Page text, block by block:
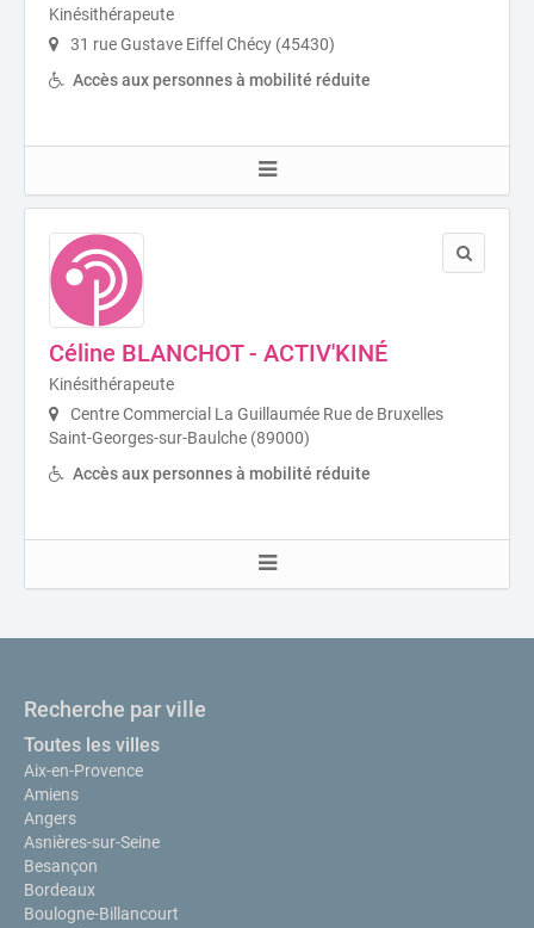
Kinésithérapeute
31 rue Gustave Eiffel Chécy (45430)
Accès aux personnes à mobilité réduite
Céline BLANCHOT - ACTIV'KINÉ
Kinésithérapeute
Centre Commercial La Guillaumée Rue de Bruxelles
Saint-Georges-sur-Baulche (89000)
Accès aux personnes à mobilité réduite
Recherche par ville
Toutes les villes
Aix-en-Provence
Amiens
Angers
Asnières-sur-Seine
Besançon
Bordeaux
Boulogne-Billancourt